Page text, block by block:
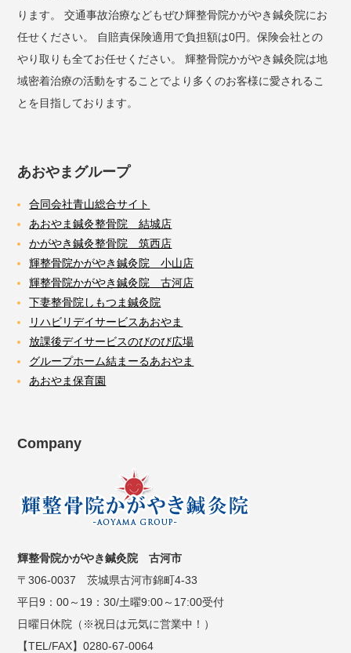
ります。 交通事故治療などもぜひ輝整骨院かがやき鍼灸院にお
任せください。 自賠責保険適用で負担額は0円。保険会社との
やり取りも全てお任せください。 輝整骨院かがやき鍼灸院は地
域密着治療の活動をすることでより多くのお客様に愛されるこ
とを目指しております。
あおやまグループ
合同会社青山総合サイト
あおやま鍼灸整骨院 結城店
かがやき鍼灸整骨院 筑西店
輝整骨院かがやき鍼灸院 小山店
輝整骨院かがやき鍼灸院 古河店
下妻整骨院しもつま鍼灸院
リハビリデイサービスあおやま
放課後デイサービスのびのび広場
グループホーム結まーるあおやま
あおやま保育園
Company
輝整骨院かがやき鍼灸院 古河市
〒306-0037 茨城県古河市錦町4-33
平日9：00～19：30/土曜9:00～17:00受付
日曜日休院（※祝日は元気に営業中！）
【TEL/FAX】0280-67-0064